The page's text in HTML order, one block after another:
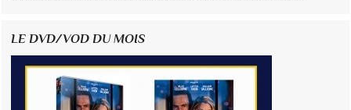
LE DVD/VOD DU MOIS